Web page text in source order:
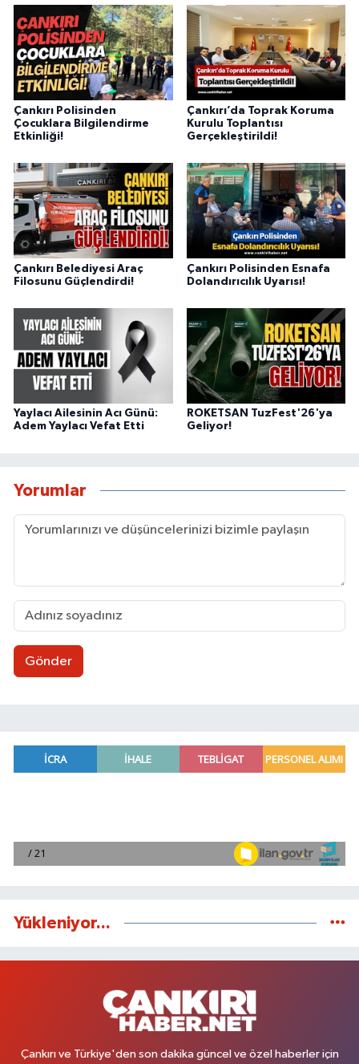
Çankırı Polisinden
Çocuklara Bilgilendirme
Etkinliği!
Çankırı’da Toprak Koruma
Kurulu Toplantısı
Gerçekleştirildi!
Çankırı Belediyesi Araç
Filosunu Güçlendirdi!
Çankırı Polisinden Esnafa
Dolandırıcılık Uyarısı!
Yaylacı Ailesinin Acı Günü:
Adem Yaylacı Vefat Etti
ROKETSAN TuzFest'26'ya
Geliyor!
Yorumlar
Gönder
Yükleniyor...
Çankırı ve Türkiye'den son dakika güncel ve özel haberler için